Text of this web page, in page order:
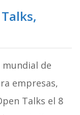
de
empresas,
Talks el 8